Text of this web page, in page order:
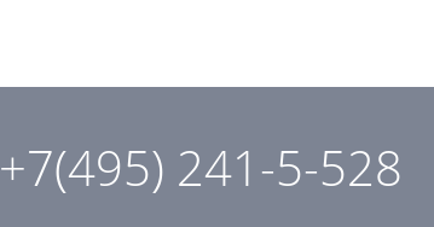
+7(495) 241-5-528